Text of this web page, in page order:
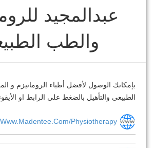
عبدالمجيد
والطب
بإمكانك الوصول لأفضل أطباء الروماتيزم و
الطبيعى والتأهيل بالضغط على الرابط او
Www.Madentee.Com/physiotherapy